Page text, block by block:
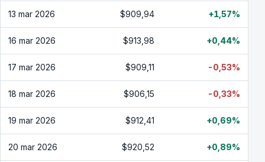
13 mar 2026 $909,94 +1,57%
16 mar 2026 $913,98 +0,44%
17 mar 2026 $909,11 -0,53%
18 mar 2026 $906,15 -0,33%
19 mar 2026 $912,41 +0,69%
20 mar 2026 $920,52 +0,89%